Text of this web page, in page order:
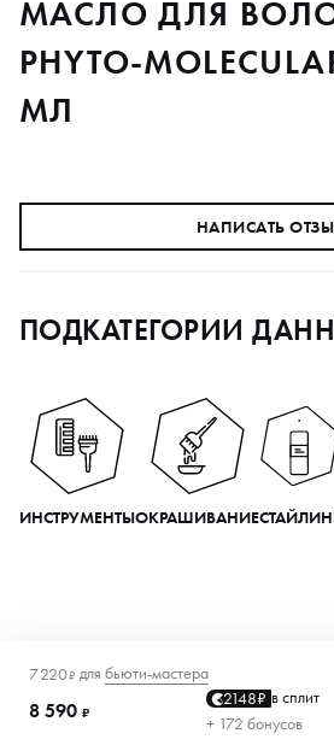
МАСЛО ДЛЯ
PHYTO-
МЛ
НАПИСАТЬ
ПОДКАТЕГОРИИ
ИНСТРУМЕНТЫОКРАШИВАНИЕ
7 220₽ для бьюти-мастера
8 590 ₽
2148₽ в сплит
+ 172 бонусов